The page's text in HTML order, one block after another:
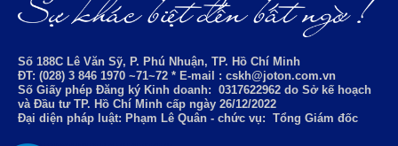
Số 188C Lê Văn Sỹ, P. Phú Nhuận, TP. Hồ Chí Minh
ĐT: (028) 3 846 1970 ~71~72 * E-mail : cskh@joton.com.vn
Số Giấy phép Đăng ký Kinh doanh: 0317622962 do Sở kế hoạch
và Đầu tư TP. Hồ Chí Minh cấp ngày 26/12/2022
Đại diện pháp luật: Phạm Lê Quân - chức vụ: Tổng Giám đốc